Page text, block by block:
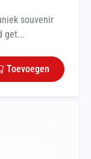
souvenir
get...
Toevoegen